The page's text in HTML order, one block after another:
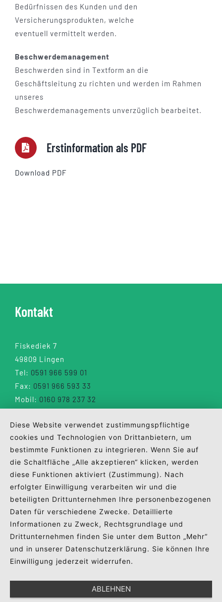
Bedürfnissen des Kunden und den
Versicherungsprodukten, welche
eventuell vermittelt werden.
Beschwerdemanagement
Beschwerden sind in Textform an die
Geschäftsleitung zu richten und werden im Rahmen
unseres
Beschwerdemanagements unverzüglich bearbeitet.
Erstinformation als PDF
Download PDF
Kontakt
Fiskediek 7
49809 Lingen
Tel: 0591 966 599 01
Fax: 0591 966 593 33
Mobil: 0160 978 237 32
Impressum Datenschutz
Erstinformation
Sponsoring
Diese Website verwendet zustimmungspflichtige
cookies und Technologien von Drittanbietern, um
bestimmte Funktionen zu integrieren. Wenn Sie auf
die Schaltfläche „Alle akzeptieren“ klicken, werden
diese Funktionen aktiviert (Zustimmung). Nach
erfolgter Einwilligung verarbeiten wir und die
beteiligten Drittunternehmen Ihre personenbezogenen
Daten für verschiedene Zwecke. Detaillierte
Informationen zu Zweck, Rechtsgrundlage und
Drittunternehmen finden Sie unter dem Button „Mehr“
und in unserer Datenschutzerklärung. Sie können Ihre
Einwilligung jederzeit widerrufen.
ABLEHNEN